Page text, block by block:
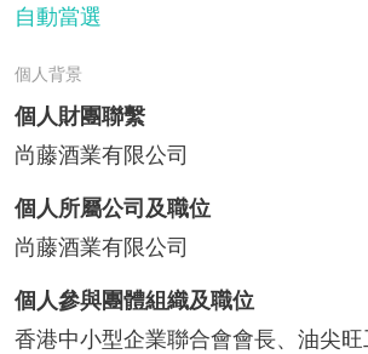
自動當選
個人背景
個人財團聯繫
尚藤酒業有限公司
個人所屬公司及職位
尚藤酒業有限公司
個人參與團體組織及職位
香港中小型企業聯合會會長、油尖旺